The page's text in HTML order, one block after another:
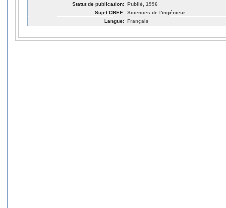
Statut de publication: Publié, 1996
Sujet CREF: Sciences de l'ingénieur
Langue: Français